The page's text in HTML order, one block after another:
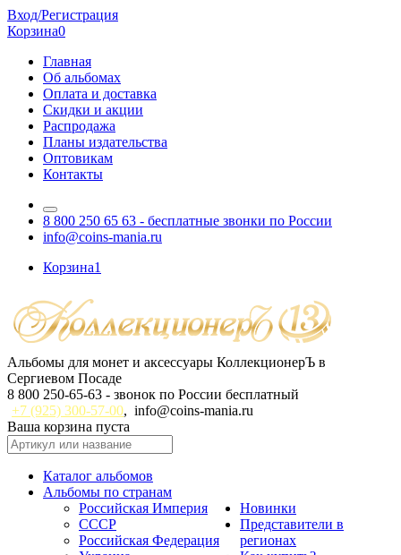
Вход/Регистрация
Корзина0
Главная
Об альбомах
Оплата и доставка
Скидки и акции
Распродажа
Планы издательства
Оптовикам
Контакты
8 800 250 65 63 - бесплатные звонки по России
info@coins-mania.ru
Корзина1
Альбомы для монет и аксессуары КоллекционерЪ в
Сергиевом Посаде
8 800 250-65-63 - звонок по России бесплатный
+7 (925) 300-57-00, info@coins-mania.ru
Ваша корзина пуста
Каталог альбомов
Альбомы по странам
Российская Империя
СССР
Российская Федерация
Новинки
Представители в
регионах